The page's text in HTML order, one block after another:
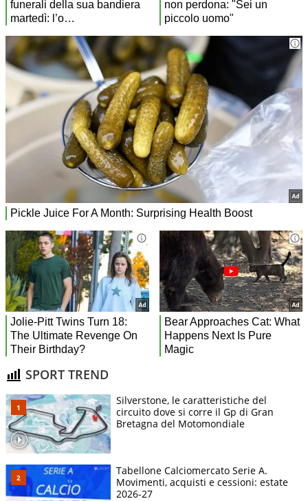
SPORT TREND
Silverstone, le caratteristiche del
circuito dove si corre il Gp di Gran
Bretagna del Motomondiale
Tabellone Calciomercato Serie A.
Movimenti, acquisti e cessioni: estate
2026-27